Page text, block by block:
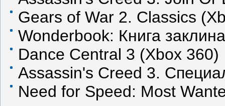
Gears of War 2. Classics
Wonderbook: Книга
Dance Central 3 (Xbox 360)
Assassin's Creed 3.
Need for Speed: Most